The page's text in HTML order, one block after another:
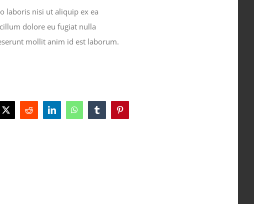
laboris nisi ut aliquip ex ea
dolore eu fugiat nulla
mollit anim id est laborum.
X Reddit LinkedInWhatsAppTumblrPinterest